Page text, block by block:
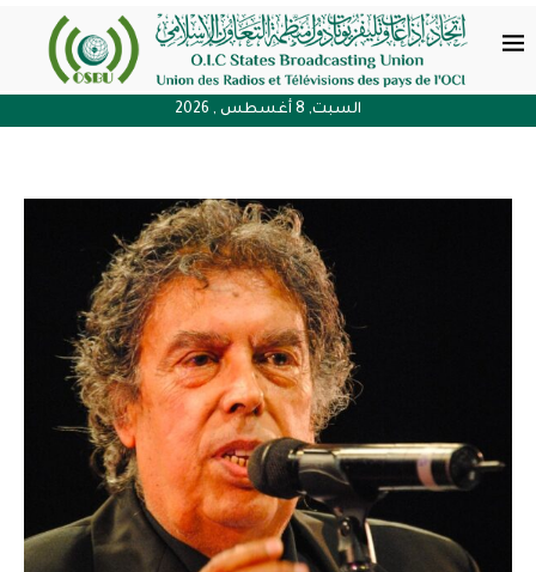
السبت, 8 أغسطس , 2026